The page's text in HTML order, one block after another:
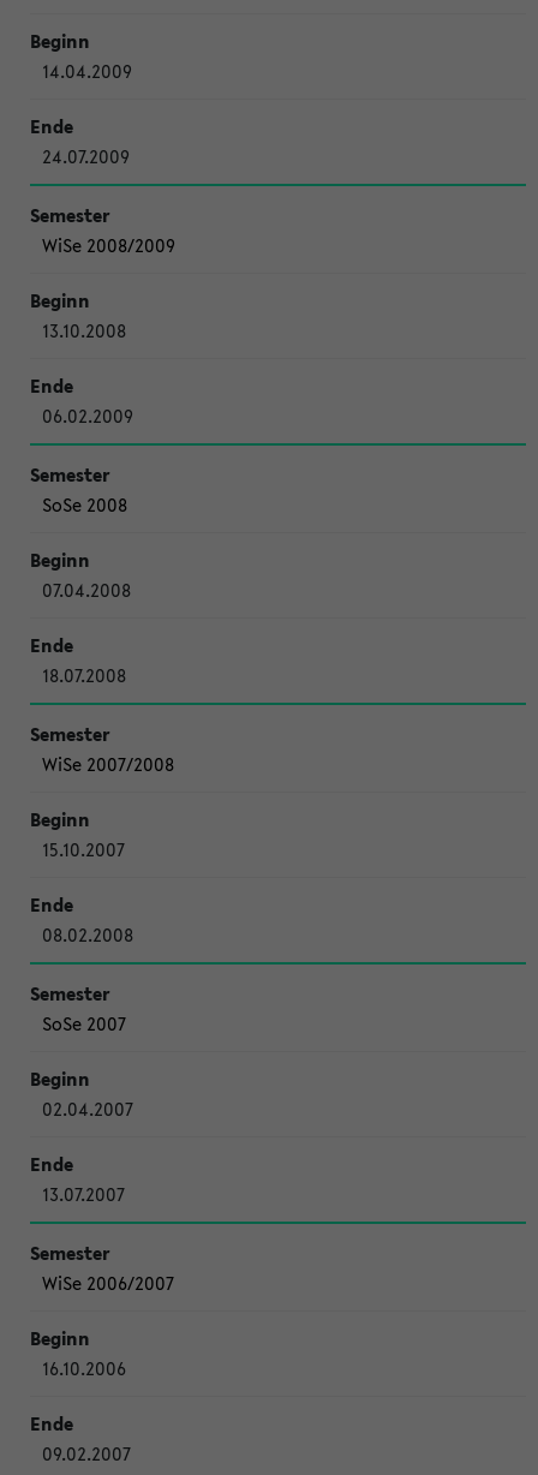
14.04.2009
24.07.2009
WiSe 2008/2009
13.10.2008
06.02.2009
SoSe 2008
07.04.2008
18.07.2008
WiSe 2007/2008
15.10.2007
08.02.2008
SoSe 2007
02.04.2007
13.07.2007
WiSe 2006/2007
16.10.2006
09.02.2007